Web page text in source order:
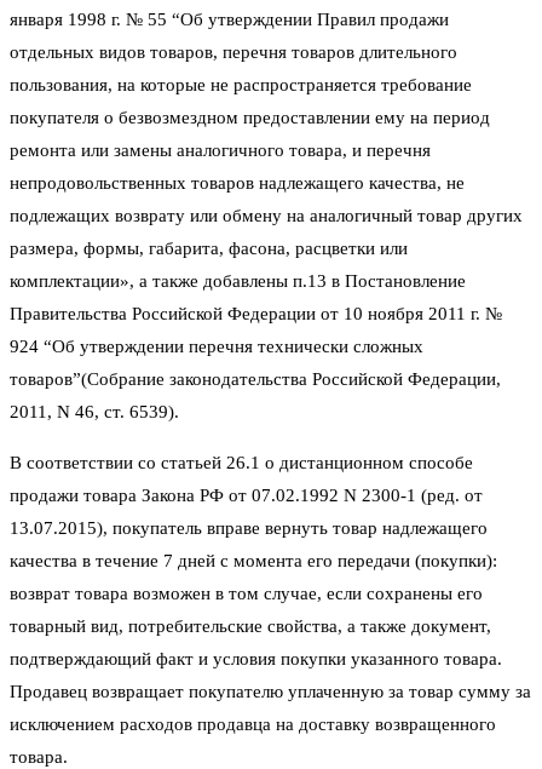
января 1998 г. № 55 “Об утверждении Правил продажи
отдельных видов товаров, перечня товаров длительного
пользования, на которые не распространяется требование
покупателя о безвозмездном предоставлении ему на период
ремонта или замены аналогичного товара, и перечня
непродовольственных товаров надлежащего качества, не
подлежащих возврату или обмену на аналогичный товар других
размера, формы, габарита, фасона, расцветки или
комплектации», а также добавлены п.13 в Постановление
Правительства Российской Федерации от 10 ноября 2011 г. №
924 “Об утверждении перечня технически сложных
товаров”(Собрание законодательства Российской Федерации,
2011, N 46, ст. 6539).
В соответствии со статьей 26.1 о дистанционном способе
продажи товара Закона РФ от 07.02.1992 N 2300-1 (ред. от
13.07.2015), покупатель вправе вернуть товар надлежащего
качества в течение 7 дней с момента его передачи (покупки):
возврат товара возможен в том случае, если сохранены его
товарный вид, потребительские свойства, а также документ,
подтверждающий факт и условия покупки указанного товара.
Продавец возвращает покупателю уплаченную за товар сумму за
исключением расходов продавца на доставку возвращенного
товара.